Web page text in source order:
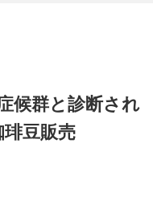
候群と診断され
豆販売